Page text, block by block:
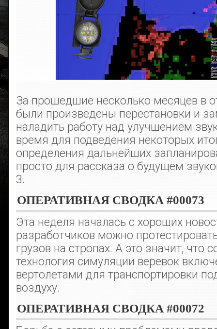
За прошедшие несколько месяцев в
были произведены перестановки и
наладить работу над улучшением
время для подведения некоторых
определения дальнейших
просто для рассказа о будущем
3.
ОПЕРАТИВНАЯ СВОДКА #00073
Эта неделя началась с хороших
разработчиков можно
грузов на стропах. А это значит, что
технология симуляции веревок
вертолетами для транспортировки
воздуху.
ОПЕРАТИВНАЯ СВОДКА #00072